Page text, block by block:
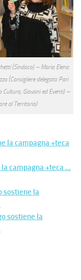
(Sindaco) – Maria Elena
(Consigliere delegato Pari
Giovani ed Eventi) –
al Territorio)
la campagna +teca
campagna +teca …
sostiene la
sostiene la